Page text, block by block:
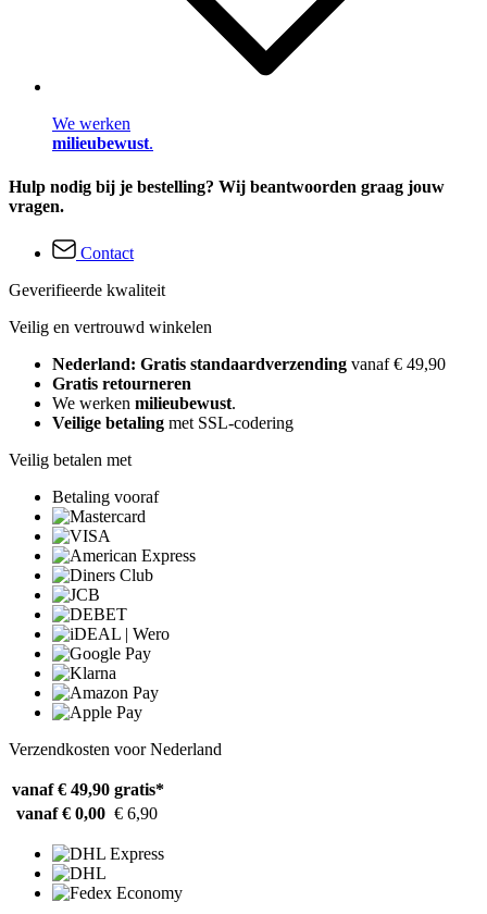
We werken
milieubewust.
Hulp nodig bij je bestelling? Wij beantwoorden graag jouw
vragen.
Contact
Geverifieerde kwaliteit
Veilig en vertrouwd winkelen
Nederland: Gratis standaardverzending vanaf € 49,90
Gratis retourneren
We werken milieubewust.
Veilige betaling met SSL-codering
Veilig betalen met
Betaling vooraf
Verzendkosten voor Nederland
vanaf € 49,90 gratis*
vanaf € 0,00 € 6,90